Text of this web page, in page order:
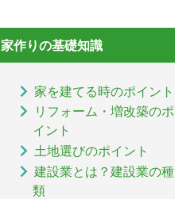
家作りの基礎知識
家を建てる時のポイント
リフォーム・増改築のポ
イント
土地選びのポイント
建設業とは？建設業の種
類